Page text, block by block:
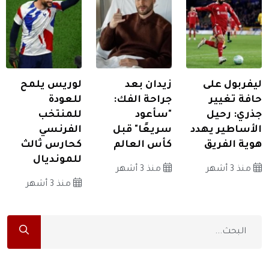
ليفربول على
حافة تغيير
جذري: رحيل
الأساطير يهدد
هوية الفريق
منذ 3 أشهر
زيدان بعد
جراحة الفك:
"سأعود
سريعًا" قبل
كأس العالم
منذ 3 أشهر
لوريس يلمح
للعودة
للمنتخب
الفرنسي
كحارس ثالث
للمونديال
منذ 3 أشهر